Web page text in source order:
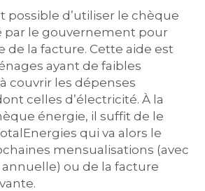
possible d’utiliser le chèque
par le gouvernement pour
de la facture. Cette aide est
ayant de faibles
couvrir les dépenses
celles d’électricité. À la
énergie, il suffit de le
qui va alors le
mensualisations (avec
ou de la facture